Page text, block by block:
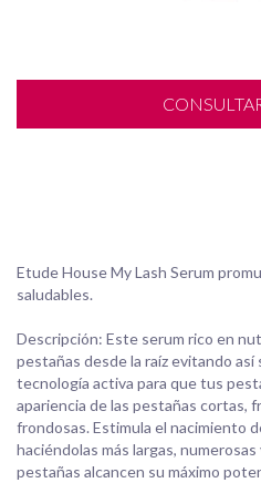
Etude House My Lash Serum
saludables.
Descripción: Este serum rico en
pestañas desde la raíz evitando así
tecnología activa para que tus
apariencia de las pestañas cortas,
frondosas. Estimula el nacimiento
haciéndolas más largas,
pestañas alcancen su máximo